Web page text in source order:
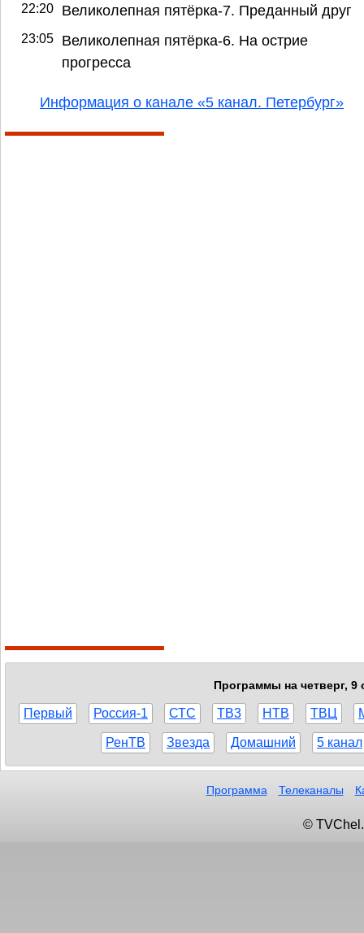
22:20 Великолепная пятёрка-7. Преданный друг
23:05
Великолепная пятёрка-6. На острие
прогресса
Информация о канале «5 канал. Петербург»
Программы на четверг, 9
Первый Россия-1 СТС ТВ3 НТВ ТВЦ
РенТВ Звезда Домашний 5 канал
Программа Телеканалы
©